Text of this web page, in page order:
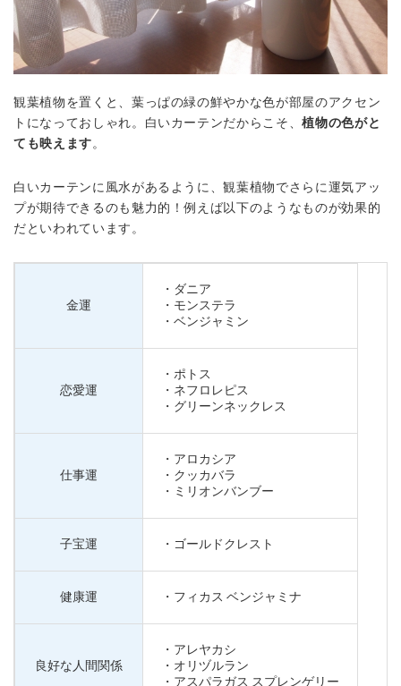
観葉植物を置くと、葉っぱの緑の鮮やかな色が部屋のアクセン
トになっておしゃれ。白いカーテンだからこそ、植物の色がと
ても映えます。
白いカーテンに風水があるように、観葉植物でさらに運気アッ
プが期待できるのも魅力的！例えば以下のようなものが効果的
だといわれています。
金運
・ダニア
・モンステラ
・ベンジャミン
恋愛運
・ポトス
・ネフロレピス
・グリーンネックレス
仕事運
・アロカシア
・クッカバラ
・ミリオンバンブー
子宝運 ・ゴールドクレスト
健康運 ・フィカス ベンジャミナ
良好な人間関係
・アレヤカシ
・オリヅルラン
・アスパラガス スプレンゲリー